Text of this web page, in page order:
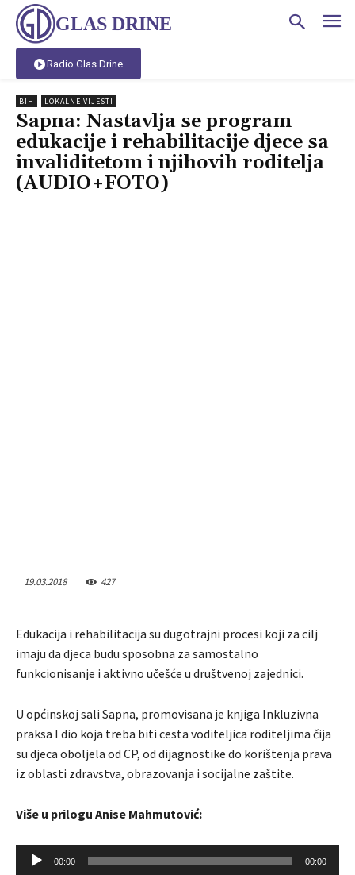
GLAS DRINE
Radio Glas Drine
BIH LOKALNE VIJESTI
Sapna: Nastavlja se program
edukacije i rehabilitacije djece sa
invaliditetom i njihovih roditelja
(AUDIO+FOTO)
19.03.2018 427
Edukacija i rehabilitacija su dugotrajni procesi koji za cilj
imaju da djeca budu sposobna za samostalno
funkcionisanje i aktivno učešće u društvenoj zajednici.
U općinskoj sali Sapna, promovisana je knjiga Inkluzivna
praksa I dio koja treba biti cesta voditeljica roditeljima čija
su djeca oboljela od CP, od dijagnostike do korištenja prava
iz oblasti zdravstva, obrazovanja i socijalne zaštite.
Više u prilogu Anise Mahmutović:
00:00 00:00